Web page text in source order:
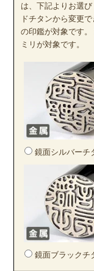
は、下記よりお選
ドチタンから変更
の印鑑が対象です
ミリが対象です。
鏡面シルバーチ
鏡面ブラックチ